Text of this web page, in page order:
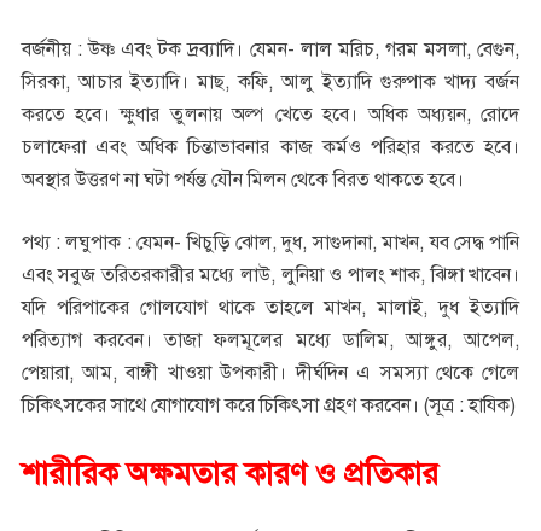
বর্জনীয় : উষ্ণ এবং টক দ্রব্যাদি। যেমন- লাল মরিচ, গরম মসলা, বেগুন,
সিরকা, আচার ইত্যাদি। মাছ, কফি, আলু ইত্যাদি গুরুপাক খাদ্য বর্জন
করতে হবে। ক্ষুধার তুলনায় অল্প খেতে হবে। অধিক অধ্যয়ন, রোদে
চলাফেরা এবং অধিক চিন্তাভাবনার কাজ কর্মও পরিহার করতে হবে।
অবস্থার উত্তরণ না ঘটা পর্যন্ত যৌন মিলন থেকে বিরত থাকতে হবে।
পথ্য : লঘুপাক : যেমন- খিচুড়ি ঝোল, দুধ, সাগুদানা, মাখন, যব সেদ্ধ পানি
এবং সবুজ তরিতরকারীর মধ্যে লাউ, লুনিয়া ও পালং শাক, ঝিঙ্গা খাবেন।
যদি পরিপাকের গোলযোগ থাকে তাহলে মাখন, মালাই, দুধ ইত্যাদি
পরিত্যাগ করবেন। তাজা ফলমূলের মধ্যে ডালিম, আঙ্গুর, আপেল,
পেয়ারা, আম, বাঙ্গী খাওয়া উপকারী। দীর্ঘদিন এ সমস্যা থেকে গেলে
চিকিৎসকের সাথে যোগাযোগ করে চিকিৎসা গ্রহণ করবেন। (সূত্র : হাযিক)
শারীরিক অক্ষমতার কারণ ও প্রতিকার